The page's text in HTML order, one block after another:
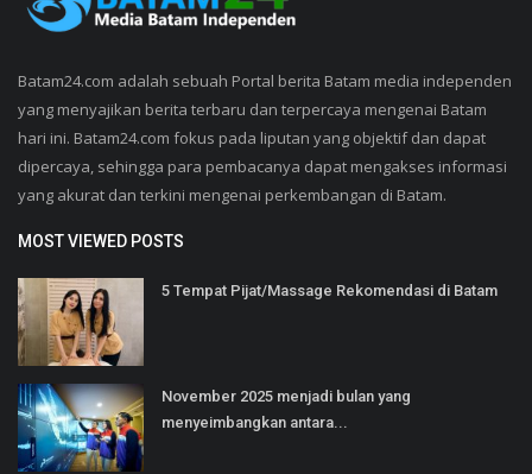
Batam24.com adalah sebuah Portal berita Batam media independen
yang menyajikan berita terbaru dan terpercaya mengenai Batam
hari ini. Batam24.com fokus pada liputan yang objektif dan dapat
dipercaya, sehingga para pembacanya dapat mengakses informasi
yang akurat dan terkini mengenai perkembangan di Batam.
MOST VIEWED POSTS
5 Tempat Pijat/Massage Rekomendasi di Batam
November 2025 menjadi bulan yang
menyeimbangkan antara...